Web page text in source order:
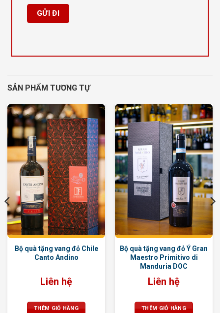
SẢN PHẨM TƯƠNG TỰ
Bộ quà tặng vang đỏ Chile
Canto Andino
Liên hệ
THÊM GIỎ HÀNG
Bộ quà tặng vang đỏ Ý Gran
Maestro Primitivo di
Manduria DOC
Liên hệ
THÊM GIỎ HÀNG